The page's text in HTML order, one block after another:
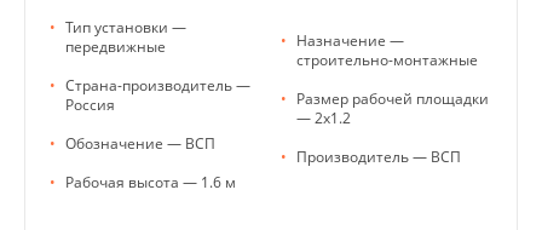
• Тип установки —
передвижные
• Страна-производитель —
Россия
• Обозначение — ВСП
• Рабочая высота — 1.6 м
• Назначение —
строительно-монтажные
• Размер рабочей площадки
— 2х1.2
• Производитель — ВСП